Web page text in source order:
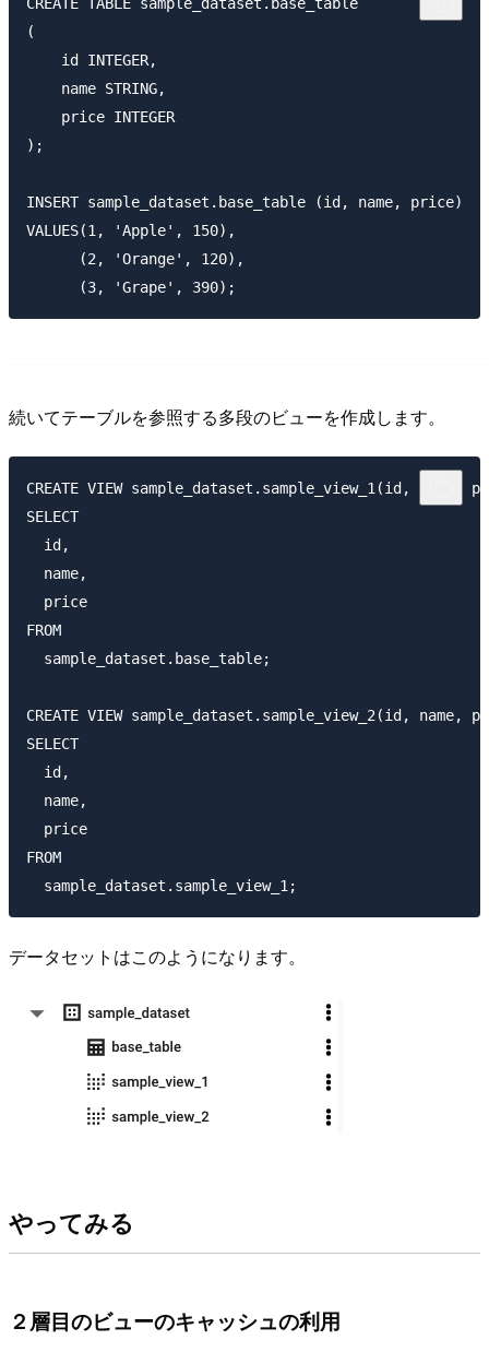
CREATE TABLE sample_dataset.base_table
(
    id INTEGER,
    name STRING,
    price INTEGER
);
INSERT sample_dataset.base_table (id, name, price)
VALUES(1, 'Apple', 150),
      (2, 'Orange', 120),
続いてテーブルを参照する多段のビューを作成します。
CREATE VIEW sample_dataset.sample_view_1(id, name,
SELECT
  id,
  name,
  price
FROM
  sample_dataset.base_table;
CREATE VIEW sample_dataset.sample_view_2(id, name,
SELECT
  id,
  name,
  price
FROM
データセットはこのようになります。
やってみる
２層目のビューのキャッシュの利用